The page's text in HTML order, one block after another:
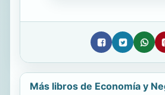
Más libros de Economía y